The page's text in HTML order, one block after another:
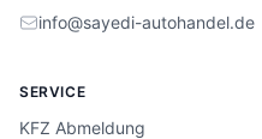
info@sayedi-autohandel.de
SERVICE
KFZ Abmeldung